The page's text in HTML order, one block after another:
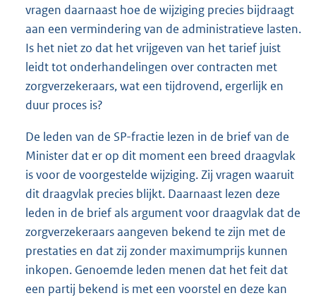
vragen daarnaast hoe de wijziging precies bijdraagt
aan een vermindering van de administratieve lasten.
Is het niet zo dat het vrijgeven van het tarief juist
leidt tot onderhandelingen over contracten met
zorgverzekeraars, wat een tijdrovend, ergerlijk en
duur proces is?
De leden van de SP-fractie lezen in de brief van de
Minister dat er op dit moment een breed draagvlak
is voor de voorgestelde wijziging. Zij vragen waaruit
dit draagvlak precies blijkt. Daarnaast lezen deze
leden in de brief als argument voor draagvlak dat de
zorgverzekeraars aangeven bekend te zijn met de
prestaties en dat zij zonder maximumprijs kunnen
inkopen. Genoemde leden menen dat het feit dat
een partij bekend is met een voorstel en deze kan